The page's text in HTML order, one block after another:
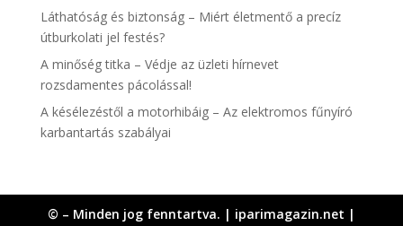
Láthatóság és biztonság – Miért életmentő a precíz
útburkolati jel festés?
A minőség titka – Védje az üzleti hírnevet
rozsdamentes pácolással!
A késélezéstől a motorhibáig – Az elektromos fűnyíró
karbantartás szabályai
© – Minden jog fenntartva. | iparimagazin.net |